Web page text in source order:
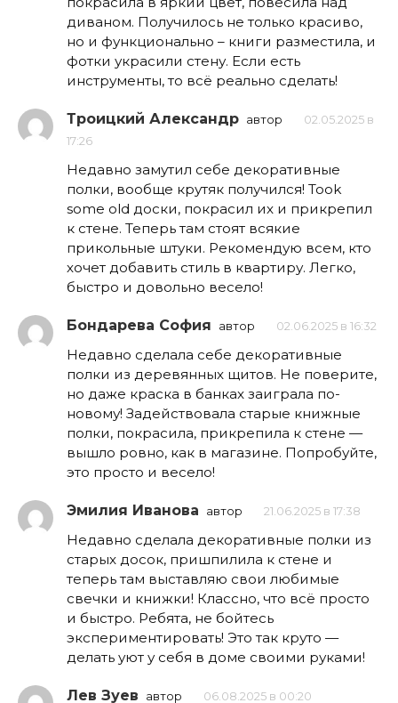
диваном. Получилось не только красиво,
но и функционально – книги разместила, и
фотки украсили стену. Если есть
инструменты, то всё реально сделать!
Троицкий Александр автор
02.05.2025 в
17:26
Недавно замутил себе декоративные
полки, вообще крутяк получился! Took
some old доски, покрасил их и прикрепил
к стене. Теперь там стоят всякие
прикольные штуки. Рекомендую всем, кто
хочет добавить стиль в квартиру. Легко,
быстро и довольно весело!
Бондарева София автор 02.06.2025 в 16:32
Недавно сделала себе декоративные
полки из деревянных щитов. Не поверите,
но даже краска в банках заиграла по-
новому! Задействовала старые книжные
полки, покрасила, прикрепила к стене —
вышло ровно, как в магазине. Попробуйте,
это просто и весело!
Эмилия Иванова автор 21.06.2025 в 17:38
Недавно сделала декоративные полки из
старых досок, пришпилила к стене и
теперь там выставляю свои любимые
свечки и книжки! Классно, что всё просто
и быстро. Ребята, не бойтесь
экспериментировать! Это так круто —
делать уют у себя в доме своими руками!
Лев Зуев автор 06.08.2025 в 00:20